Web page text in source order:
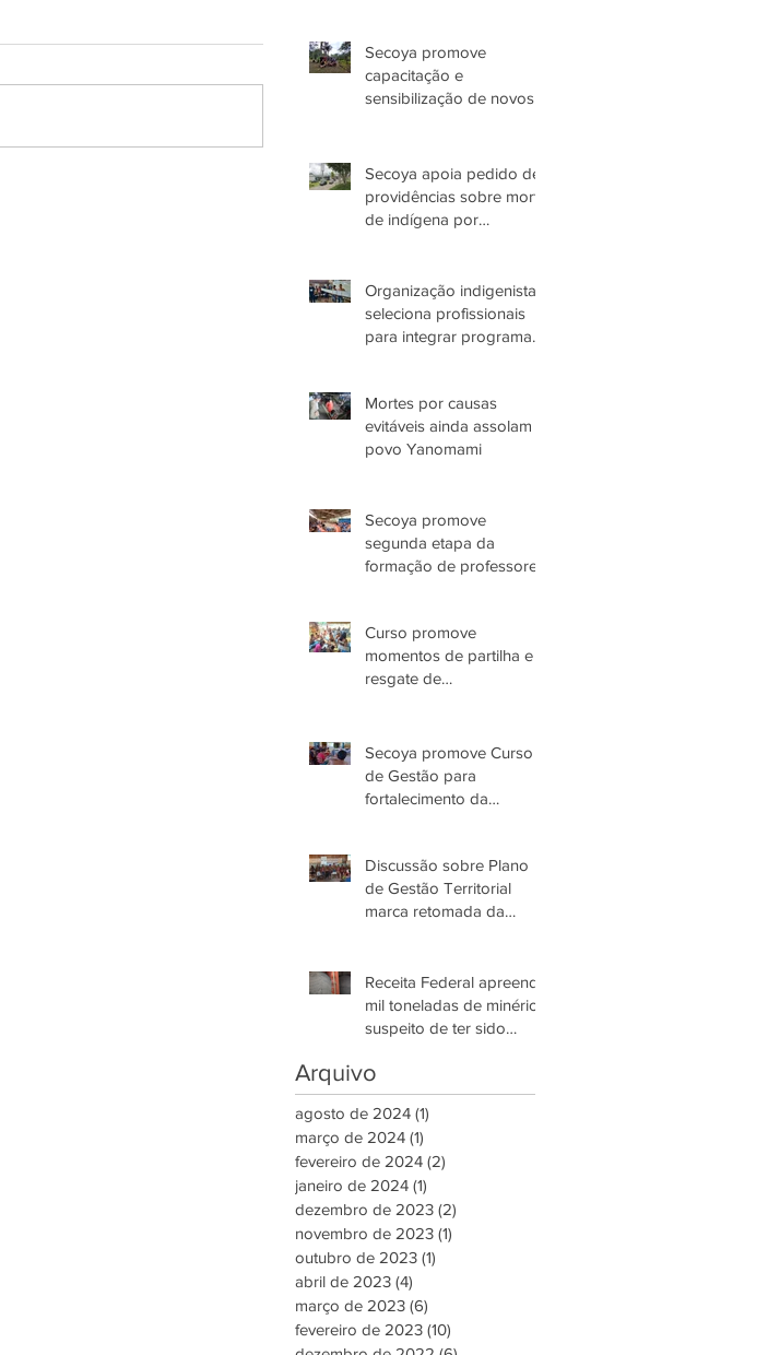
Secoya promove
capacitação e
sensibilização de novos
Secoya apoia pedido de
providências sobre morte
de indígena por
Organização indigenista
seleciona profissionais
para integrar programas
Mortes por causas
evitáveis ainda assolam
povo Yanomami
Secoya promove
segunda etapa da
formação de professores
Curso promove
momentos de partilha e
resgate de
Yanomami
Secoya promove Curso
de Gestão para
fortalecimento da
Discussão sobre Plano
de Gestão Territorial
marca retomada da
Receita Federal apreende
mil toneladas de minério
suspeito de ter sido
Yanomami
Arquivo
agosto de 2024 (1)
março de 2024 (1)
fevereiro de 2024 (2)
janeiro de 2024 (1)
dezembro de 2023 (2)
novembro de 2023 (1)
outubro de 2023 (1)
abril de 2023 (4)
março de 2023 (6)
fevereiro de 2023 (10)